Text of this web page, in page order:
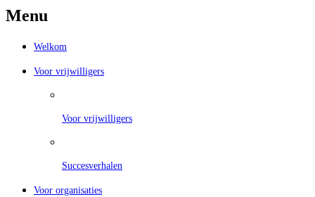
Menu
Welkom
Voor vrijwilligers
Voor vrijwilligers
Succesverhalen
Voor organisaties